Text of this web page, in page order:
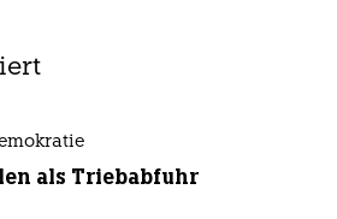
als Triebabfuhr